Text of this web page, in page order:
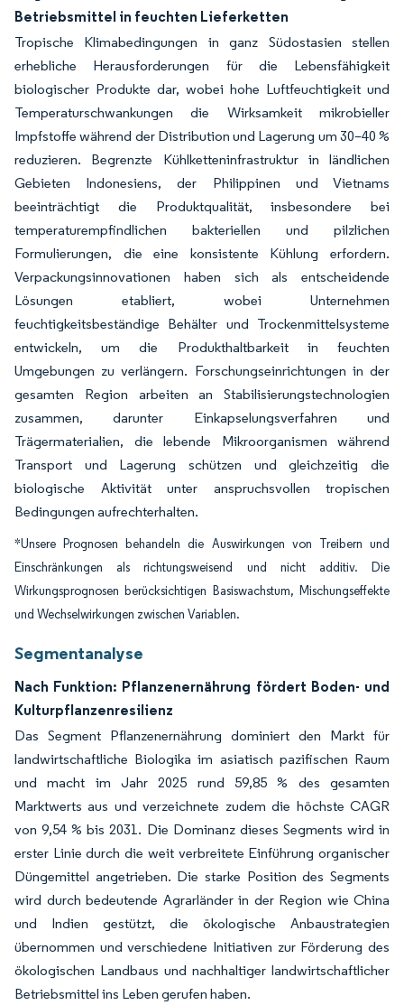
Betriebsmittel in feuchten Lieferketten
Tropische Klimabedingungen in ganz Südostasien stellen
erhebliche Herausforderungen für die Lebensfähigkeit
biologischer Produkte dar, wobei hohe Luftfeuchtigkeit und
Temperaturschwankungen die Wirksamkeit mikrobieller
Impfstoffe während der Distribution und Lagerung um 30–40 %
reduzieren. Begrenzte Kühlketteninfrastruktur in ländlichen
Gebieten Indonesiens, der Philippinen und Vietnams
beeinträchtigt die Produktqualität, insbesondere bei
temperaturempfindlichen bakteriellen und pilzlichen
Formulierungen, die eine konsistente Kühlung erfordern.
Verpackungsinnovationen haben sich als entscheidende
Lösungen etabliert, wobei Unternehmen
feuchtigkeitsbeständige Behälter und Trockenmittelsysteme
entwickeln, um die Produkthaltbarkeit in feuchten
Umgebungen zu verlängern. Forschungseinrichtungen in der
gesamten Region arbeiten an Stabilisierungstechnologien
zusammen, darunter Einkapselungsverfahren und
Trägermaterialien, die lebende Mikroorganismen während
Transport und Lagerung schützen und gleichzeitig die
biologische Aktivität unter anspruchsvollen tropischen
Bedingungen aufrechterhalten.
*Unsere Prognosen behandeln die Auswirkungen von Treibern und
Einschränkungen als richtungsweisend und nicht additiv. Die
Wirkungsprognosen berücksichtigen Basiswachstum, Mischungseffekte
und Wechselwirkungen zwischen Variablen.
Segmentanalyse
Nach Funktion: Pflanzenernährung fördert Boden- und
Kulturpflanzenresilienz
Das Segment Pflanzenernährung dominiert den Markt für
landwirtschaftliche Biologika im asiatisch pazifischen Raum
und macht im Jahr 2025 rund 59,85 % des gesamten
Marktwerts aus und verzeichnete zudem die höchste CAGR
von 9,54 % bis 2031. Die Dominanz dieses Segments wird in
erster Linie durch die weit verbreitete Einführung organischer
Düngemittel angetrieben. Die starke Position des Segments
wird durch bedeutende Agrarländer in der Region wie China
und Indien gestützt, die ökologische Anbaustrategien
übernommen und verschiedene Initiativen zur Förderung des
ökologischen Landbaus und nachhaltiger landwirtschaftlicher
Betriebsmittel ins Leben gerufen haben.